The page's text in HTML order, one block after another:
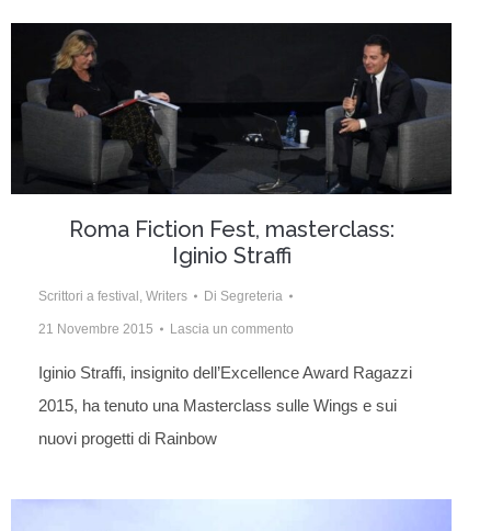
Roma Fiction Fest, masterclass:
Iginio Straffi
Scrittori a festival , Writers Di Segreteria
21 Novembre 2015 Lascia un commento
Iginio Straffi, insignito dell’Excellence Award Ragazzi
2015, ha tenuto una Masterclass sulle Wings e sui
nuovi progetti di Rainbow